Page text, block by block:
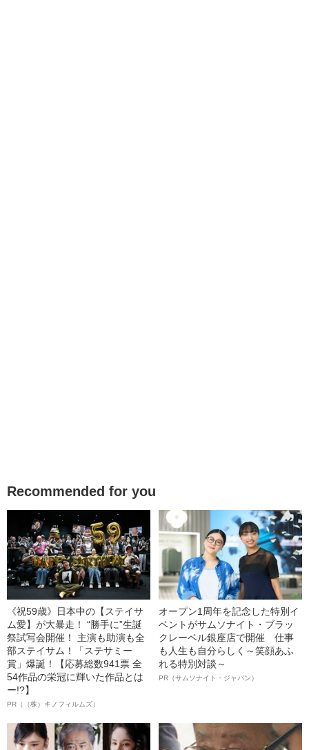
Recommended for you
《祝59歳》日本中の【ステイサ
ム愛】が大暴走！ “勝手に”生誕
祭試写会開催！ 主演も助演も全
部ステイサム！「ステサミー
賞」爆誕！【応募総数941票 全
54作品の栄冠に輝いた作品とは
ー!?】
PR（（株）キノフィルムズ）
オープン1周年を記念した特別イ
ベントがサムソナイト・ブラッ
クレーベル銀座店で開催 仕事
も人生も自分らしく～笑顔あふ
れる特別対談～
PR（サムソナイト・ジャパン）